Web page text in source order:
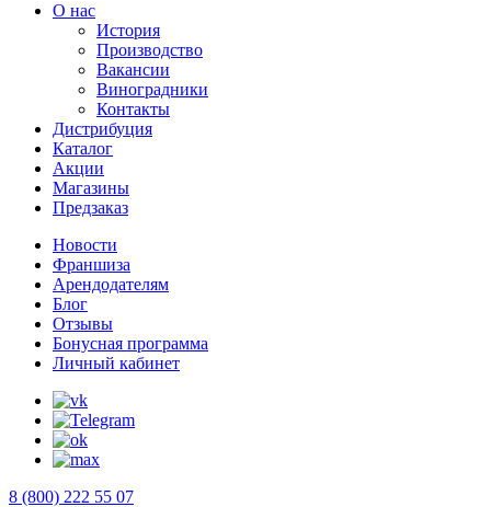
О нас
История
Производство
Вакансии
Виноградники
Контакты
Дистрибуция
Каталог
Акции
Магазины
Предзаказ
Новости
Франшиза
Арендодателям
Блог
Отзывы
Бонусная программа
Личный кабинет
8 (800) 222 55 07